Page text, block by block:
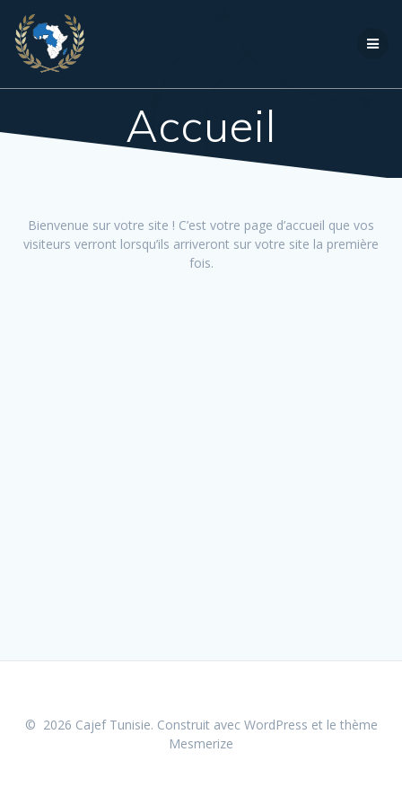
Accueil
Bienvenue sur votre site ! C’est votre page d’accueil que vos
visiteurs verront lorsqu’ils arriveront sur votre site la première
fois.
© 2026 Cajef Tunisie. Construit avec WordPress et le thème
Mesmerize